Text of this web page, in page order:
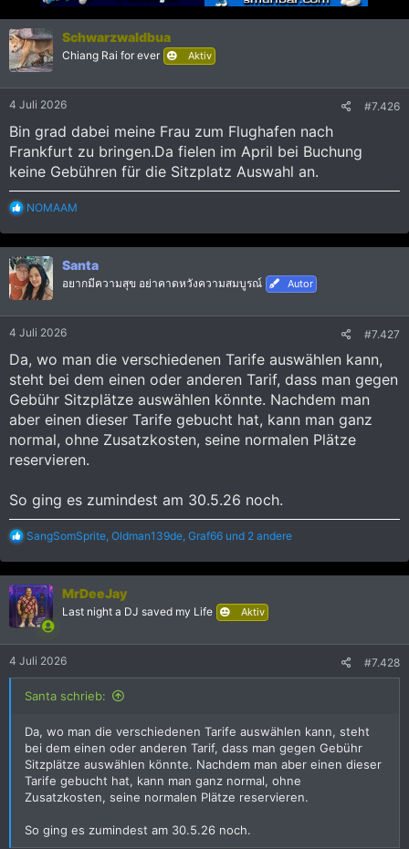
o
n
e
n
:
Schwarzwaldbua
Chiang Rai for ever Aktiv
4 Juli 2026 #7.426
Bin grad dabei meine Frau zum Flughafen nach
Frankfurt zu bringen.Da fielen im April bei Buchung
keine Gebühren für die Sitzplatz Auswahl an.
R
a
k
t
i
o
n
NOMAAM
Santa
อยากมีความสุข อย่าคาดหวังความสมบูรณ์ Autor
4 Juli 2026 #7.427
Da, wo man die verschiedenen Tarife auswählen kann,
steht bei dem einen oder anderen Tarif, dass man gegen
Gebühr Sitzplätze auswählen könnte. Nachdem man
aber einen dieser Tarife gebucht hat, kann man ganz
normal, ohne Zusatzkosten, seine normalen Plätze
reservieren.
So ging es zumindest am 30.5.26 noch.
R
a
k
t
i
o
n
:
SangSomSprite, Oldman139de, Graf66 und 2 andere
MrDeeJay
Last night a DJ saved my Life Aktiv
4 Juli 2026 #7.428
Santa schrieb:
Da, wo man die verschiedenen Tarife auswählen kann, steht
bei dem einen oder anderen Tarif, dass man gegen Gebühr
Sitzplätze auswählen könnte. Nachdem man aber einen dieser
Tarife gebucht hat, kann man ganz normal, ohne
Zusatzkosten, seine normalen Plätze reservieren.
So ging es zumindest am 30.5.26 noch.